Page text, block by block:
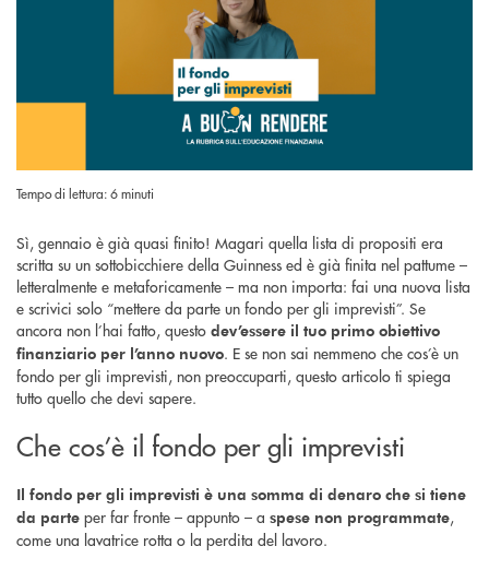
Tempo di lettura: 6 minuti
Sì, gennaio è già quasi finito! Magari quella lista di propositi era
scritta su un sottobicchiere della Guinness ed è già finita nel pattume –
letteralmente e metaforicamente – ma non importa: fai una nuova lista
e scrivici solo “mettere da parte un fondo per gli imprevisti”. Se
ancora non l’hai fatto, questo dev’essere il tuo primo obiettivo
finanziario per l’anno nuovo. E se non sai nemmeno che cos’è un
fondo per gli imprevisti, non preoccuparti, questo articolo ti spiega
tutto quello che devi sapere.
Che cos’è il fondo per gli imprevisti
Il fondo per gli imprevisti è una somma di denaro che si tiene
da parte per far fronte – appunto – a spese non programmate,
come una lavatrice rotta o la perdita del lavoro.